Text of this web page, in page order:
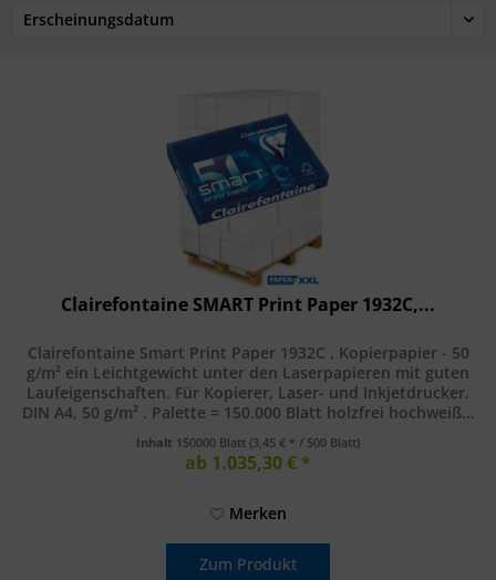
Clairefontaine SMART Print Paper 1932C,...
Clairefontaine Smart Print Paper 1932C , Kopierpapier - 50
g/m² ein Leichtgewicht unter den Laserpapieren mit guten
Laufeigenschaften. Für Kopierer, Laser- und Inkjetdrucker.
DIN A4, 50 g/m² . Palette = 150.000 Blatt holzfrei hochweiß...
Inhalt 150000 Blatt (3,45 € * / 500 Blatt)
ab 1.035,30 € *
Merken
Zum Produkt